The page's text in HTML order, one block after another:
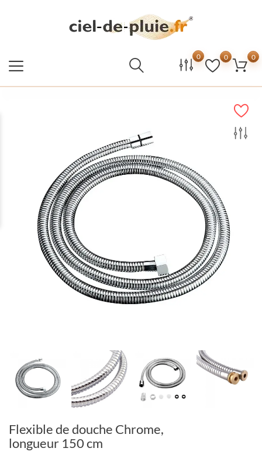
0
0
0
Flexible de douche Chrome,
longueur 150 cm